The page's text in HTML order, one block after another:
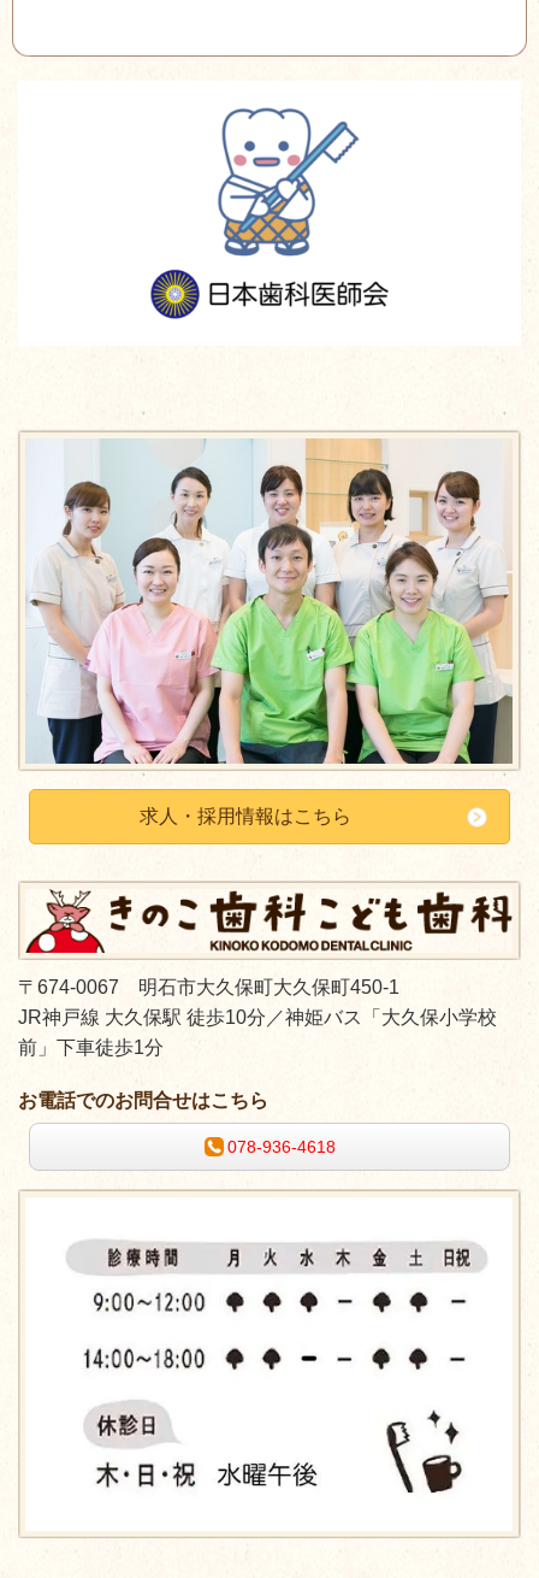
求人・採用情報はこちら
〒674-0067 明石市大久保町大久保町450-1
JR神戸線 大久保駅 徒歩10分／神姫バス「大久保小学校
前」下車徒歩1分
お電話でのお問合せはこちら
078-936-4618